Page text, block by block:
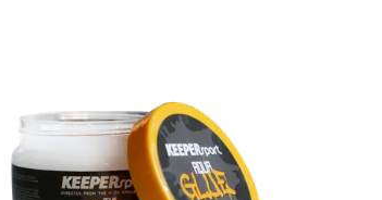
Premier Sock TapePremier Sock Tape
19mm (pink)
KEEPERsportKEEPERsport Glove
Cleaner